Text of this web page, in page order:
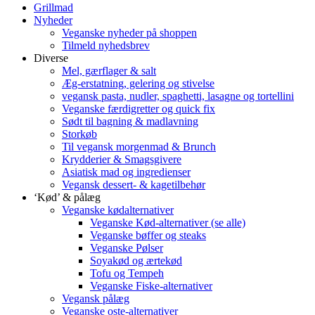
Grillmad
Nyheder
Veganske nyheder på shoppen
Tilmeld nyhedsbrev
Diverse
Mel, gærflager & salt
Æg-erstatning, gelering og stivelse
vegansk pasta, nudler, spaghetti, lasagne og tortellini
Veganske færdigretter og quick fix
Sødt til bagning & madlavning
Storkøb
Til vegansk morgenmad & Brunch
Krydderier & Smagsgivere
Asiatisk mad og ingredienser
Vegansk dessert- & kagetilbehør
‘Kød’ & pålæg
Veganske kødalternativer
Veganske Kød-alternativer (se alle)
Veganske bøffer og steaks
Veganske Pølser
Soyakød og ærtekød
Tofu og Tempeh
Veganske Fiske-alternativer
Vegansk pålæg
Veganske oste-alternativer